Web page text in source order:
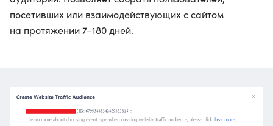
посетивших или взаимодействующих с сайтом
на протяжении 7–180 дней.